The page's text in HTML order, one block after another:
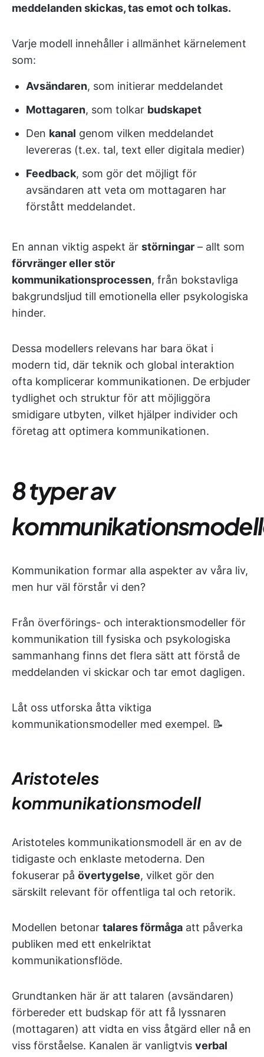
meddelanden skickas, tas emot och tolkas.
Varje modell innehåller i allmänhet kärnelement
som:
Avsändaren, som initierar meddelandet
Mottagaren, som tolkar budskapet
Den kanal genom vilken meddelandet
levereras (t.ex. tal, text eller digitala medier)
Feedback, som gör det möjligt för
avsändaren att veta om mottagaren har
förstått meddelandet.
En annan viktig aspekt är störningar – allt som
förvränger eller stör
kommunikationsprocessen, från bokstavliga
bakgrundsljud till emotionella eller psykologiska
hinder.
Dessa modellers relevans har bara ökat i
modern tid, där teknik och global interaktion
ofta komplicerar kommunikationen. De erbjuder
tydlighet och struktur för att möjliggöra
smidigare utbyten, vilket hjälper individer och
företag att optimera kommunikationen.
8 typer av
Kommunikation formar alla aspekter av våra liv,
men hur väl förstår vi den?
Från överförings- och interaktionsmodeller för
kommunikation till fysiska och psykologiska
sammanhang finns det flera sätt att förstå de
meddelanden vi skickar och tar emot dagligen.
Låt oss utforska åtta viktiga
kommunikationsmodeller med exempel. 📝
Aristoteles
kommunikationsmodell
Aristoteles kommunikationsmodell är en av de
tidigaste och enklaste metoderna. Den
fokuserar på övertygelse, vilket gör den
särskilt relevant för offentliga tal och retorik.
Modellen betonar talares förmåga att påverka
publiken med ett enkelriktat
kommunikationsflöde.
Grundtanken här är att talaren (avsändaren)
förbereder ett budskap för att få lyssnaren
(mottagaren) att vidta en viss åtgärd eller nå en
viss förståelse. Kanalen är vanligtvis verbal